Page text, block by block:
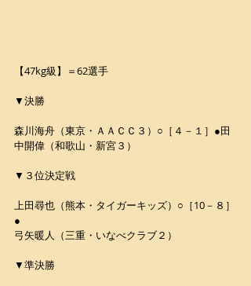
【47kg級】＝62選手
▼決勝
森川海舟（東京・ＡＡＣＣ３）○［４－１］●田
中開偉（和歌山・新宮３）
▼３位決定戦
上田尋也（熊本・タイガーキッズ）○［10－８］
●
弓矢暖人（三重・いなべクラブ２）
▼準決勝